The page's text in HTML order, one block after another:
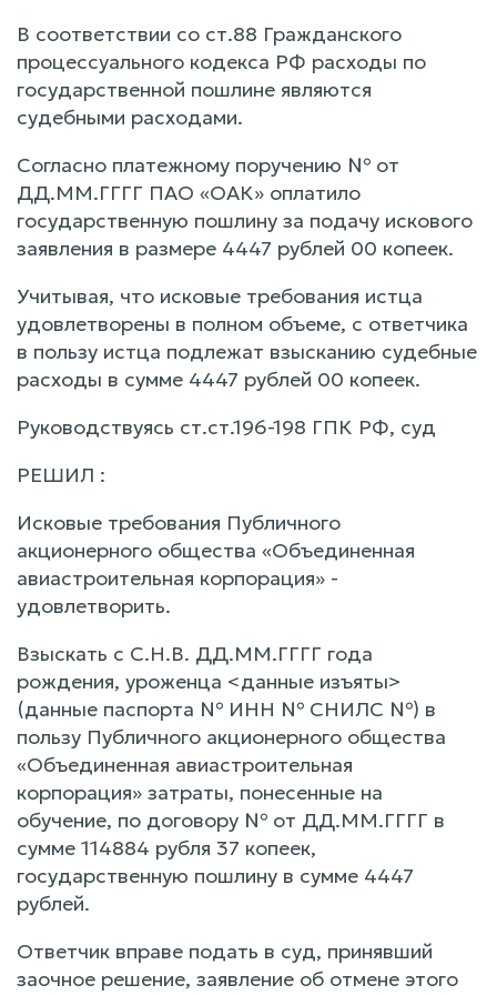
В соответствии со ст.88 Гражданского
процессуального кодекса РФ расходы по
государственной пошлине являются
судебными расходами.
Согласно платежному поручению № от
ДД.ММ.ГГГГ ПАО «ОАК» оплатило
государственную пошлину за подачу искового
заявления в размере 4447 рублей 00 копеек.
Учитывая, что исковые требования истца
удовлетворены в полном объеме, с ответчика
в пользу истца подлежат взысканию судебные
расходы в сумме 4447 рублей 00 копеек.
Руководствуясь ст.ст.196-198 ГПК РФ, суд
РЕШИЛ :
Исковые требования Публичного
акционерного общества «Объединенная
авиастроительная корпорация» -
удовлетворить.
Взыскать с С.Н.В. ДД.ММ.ГГГГ года
рождения, уроженца <данные изъяты>
(данные паспорта № ИНН № СНИЛС №) в
пользу Публичного акционерного общества
«Объединенная авиастроительная
корпорация» затраты, понесенные на
обучение, по договору № от ДД.ММ.ГГГГ в
сумме 114884 рубля 37 копеек,
государственную пошлину в сумме 4447
рублей.
Ответчик вправе подать в суд, принявший
заочное решение, заявление об отмене этого